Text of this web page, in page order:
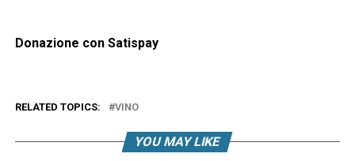
Donazione con Satispay
RELATED TOPICS: VINO
YOU MAY LIKE